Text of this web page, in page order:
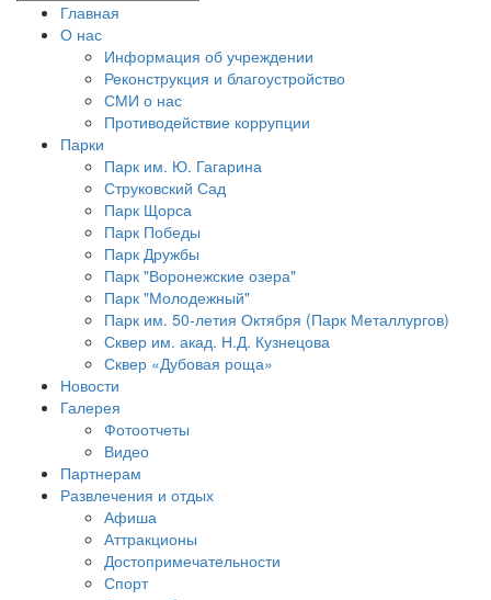
Главная
О нас
Информация об учреждении
Реконструкция и благоустройство
СМИ о нас
Противодействие коррупции
Парки
Парк им. Ю. Гагарина
Струковский Сад
Парк Щорса
Парк Победы
Парк Дружбы
Парк "Воронежские озера"
Парк "Молодежный"
Парк им. 50-летия Октября (Парк Металлургов)
Сквер им. акад. Н.Д. Кузнецова
Сквер «Дубовая роща»
Новости
Галерея
Фотоотчеты
Видео
Партнерам
Развлечения и отдых
Афиша
Аттракционы
Достопримечательности
Спорт